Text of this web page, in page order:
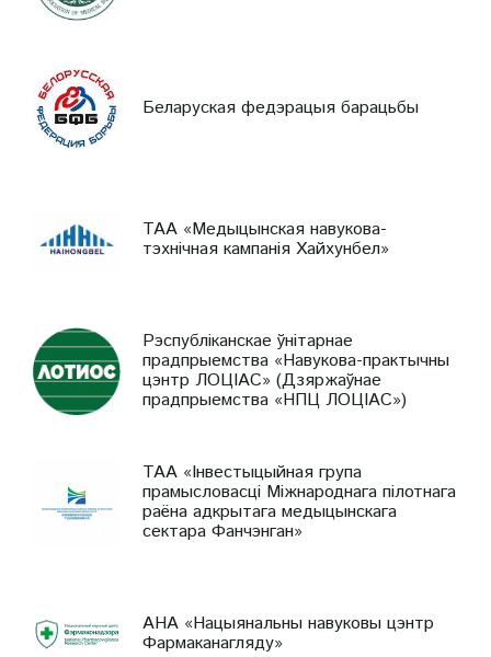
Беларуская федэрацыя барацьбы
ТАА «Медыцынская навукова-
тэхнічная кампанія Хайхунбел»
Рэспубліканскае ўнітарнае
прадпрыемства «Навукова-практычны
цэнтр ЛОЦІАС» (Дзяржаўнае
прадпрыемства «НПЦ ЛОЦІАС»)
ТАА «Інвестыцыйная група
прамысловасці Міжнароднага пілотнага
раёна адкрытага медыцынскага
сектара Фанчэнган»
АНА «Нацыянальны навуковы цэнтр
Фармаканагляду»